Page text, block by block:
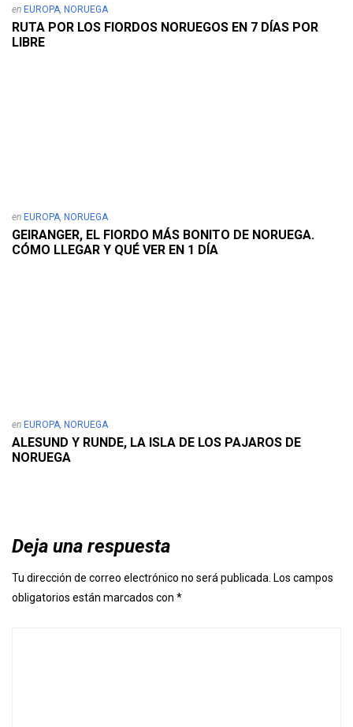
en EUROPA, NORUEGA
RUTA POR LOS FIORDOS NORUEGOS EN 7 DÍAS POR
LIBRE
en EUROPA, NORUEGA
GEIRANGER, EL FIORDO MÁS BONITO DE NORUEGA.
CÓMO LLEGAR Y QUÉ VER EN 1 DÍA
en EUROPA, NORUEGA
ALESUND Y RUNDE, LA ISLA DE LOS PAJAROS DE
NORUEGA
Deja una respuesta
Tu dirección de correo electrónico no será publicada. Los campos
obligatorios están marcados con *